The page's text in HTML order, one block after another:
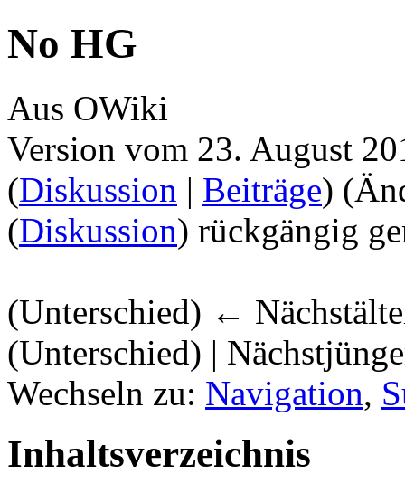
No HG
Aus OWiki
Version vom 23. August
(Diskussion | Beiträge)
(Diskussion) rückgängig
(Unterschied) ←
(Unterschied) |
Wechseln zu: Navigation,
Inhaltsverzeichnis